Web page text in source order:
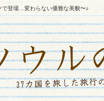
で登場…変わらない優雅な美貌〜♪